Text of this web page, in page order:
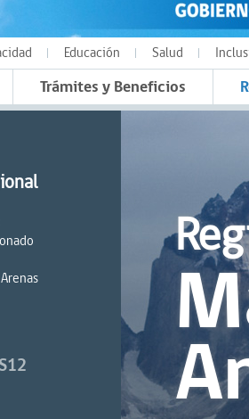
Educación Salud
Trámites y Beneficios